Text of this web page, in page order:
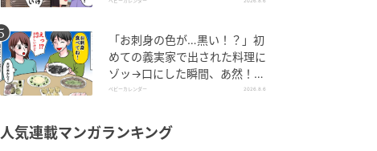
「お刺身の色が…黒い！？」初
めての義実家で出された料理に
ゾッ→口にした瞬間、あ然！刺
身の正体は
ベビーカレンダー 2026.8.6
人気連載マンガランキング